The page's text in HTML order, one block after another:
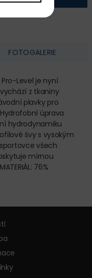
FOTOGALERIE
Pro-Level je nyní
z tkaniny
plavky pro
úprava
hydrodynamiku
švy s vysokým
všech
mírnou
76%